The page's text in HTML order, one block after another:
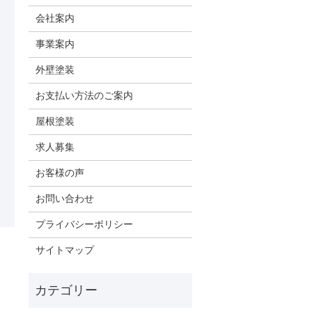
会社案内
事業案内
外壁塗装
お支払い方法のご案内
屋根塗装
求人募集
お客様の声
お問い合わせ
プライバシーポリシー
サイトマップ